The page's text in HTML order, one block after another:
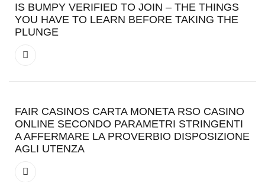
IS BUMPY VERIFIED TO JOIN – THE THINGS
YOU HAVE TO LEARN BEFORE TAKING THE
PLUNGE
FAIR CASINOS CARTA MONETA RSO CASINO
ONLINE SECONDO PARAMETRI STRINGENTI
A AFFERMARE LA PROVERBIO DISPOSIZIONE
AGLI UTENZA